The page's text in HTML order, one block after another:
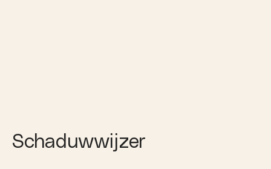
Schaduwwijzer